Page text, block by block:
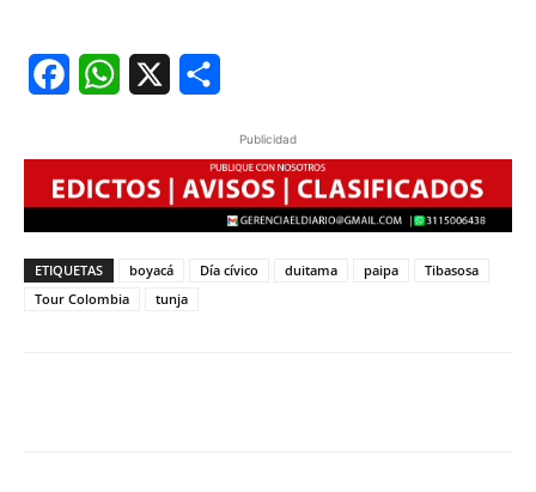
FacebookWhatsApp
Publicidad
ETIQUETAS boyacá Día cívico duitama paipa
Tibasosa
Tour Colombia
tunja